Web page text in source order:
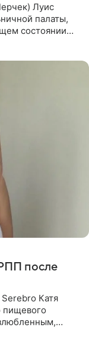
Луис
палаты,
состоянии
после
Катя
пищевого